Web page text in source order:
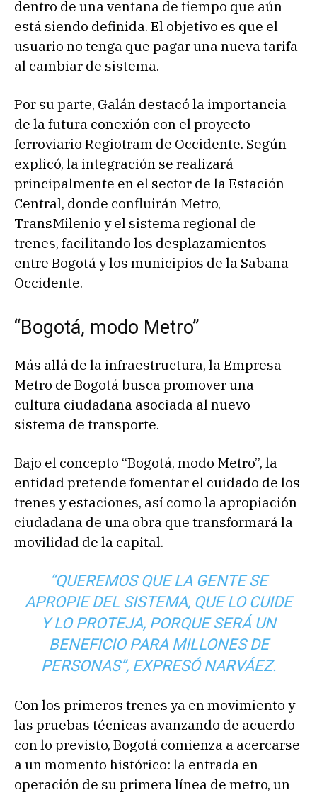
dentro de una ventana de tiempo que aún
está siendo definida. El objetivo es que el
usuario no tenga que pagar una nueva tarifa
al cambiar de sistema.
Por su parte, Galán destacó la importancia
de la futura conexión con el proyecto
ferroviario Regiotram de Occidente. Según
explicó, la integración se realizará
principalmente en el sector de la Estación
Central, donde confluirán Metro,
TransMilenio y el sistema regional de
trenes, facilitando los desplazamientos
entre Bogotá y los municipios de la Sabana
Occidente.
“Bogotá, modo Metro”
Más allá de la infraestructura, la Empresa
Metro de Bogotá busca promover una
cultura ciudadana asociada al nuevo
sistema de transporte.
Bajo el concepto “Bogotá, modo Metro”, la
entidad pretende fomentar el cuidado de los
trenes y estaciones, así como la apropiación
ciudadana de una obra que transformará la
movilidad de la capital.
“QUEREMOS QUE LA GENTE SE
APROPIE DEL SISTEMA, QUE LO CUIDE
Y LO PROTEJA, PORQUE SERÁ UN
BENEFICIO PARA MILLONES DE
PERSONAS”, EXPRESÓ NARVÁEZ.
Con los primeros trenes ya en movimiento y
las pruebas técnicas avanzando de acuerdo
con lo previsto, Bogotá comienza a acercarse
a un momento histórico: la entrada en
operación de su primera línea de metro, un